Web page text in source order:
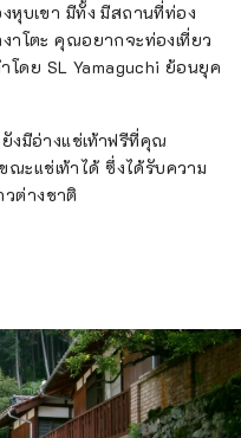
หุบเขา มีทั้ง มีสถานที่ท่อง
าโตะ คุณอยากจะท่องเที่ยว
ดย SL Yamaguchi ย้อนยุค
งมีอ่างแช่เท้าฟรีที่คุณ
ะแช่เท้าได้ ซึ่งได้รับความ
ต่างชาติ